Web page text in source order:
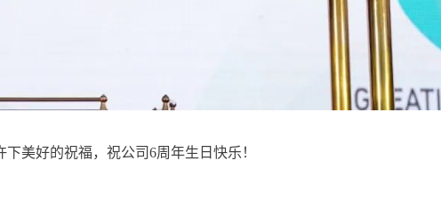
美好的祝福，祝公司6周年生日快乐！